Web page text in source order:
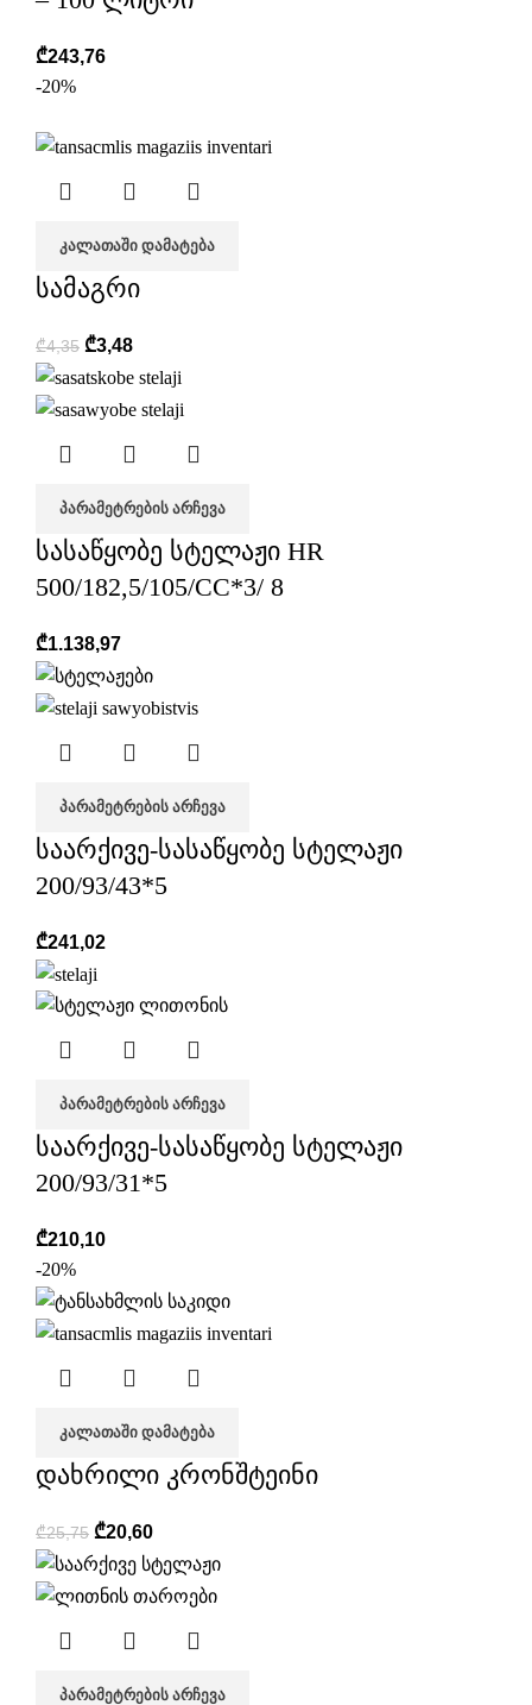
₾243,76
-20%
ᲙᲐᲚᲐᲗᲐᲨᲘ ᲓᲐᲛᲐᲢᲔᲑᲐ
სამაგრი
₾4,35 ₾3,48
ᲞᲐᲠᲐᲛᲔᲢᲠᲔᲑᲘᲡ ᲐᲠᲩᲔᲕᲐ
სასაწყობე სტელაჟი HR
500/182,5/105/CC*3/ 8
₾1.138,97
ᲞᲐᲠᲐᲛᲔᲢᲠᲔᲑᲘᲡ ᲐᲠᲩᲔᲕᲐ
საარქივე-სასაწყობე სტელაჟი
200/93/43*5
₾241,02
ᲞᲐᲠᲐᲛᲔᲢᲠᲔᲑᲘᲡ ᲐᲠᲩᲔᲕᲐ
საარქივე-სასაწყობე სტელაჟი
200/93/31*5
₾210,10
-20%
ᲙᲐᲚᲐᲗᲐᲨᲘ ᲓᲐᲛᲐᲢᲔᲑᲐ
დახრილი კრონშტეინი
₾25,75 ₾20,60
ᲞᲐᲠᲐᲛᲔᲢᲠᲔᲑᲘᲡ ᲐᲠᲩᲔᲕᲐ